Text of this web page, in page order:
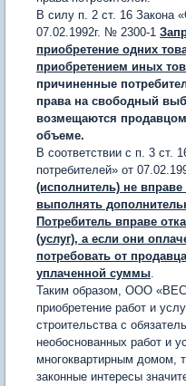
В силу п. 2 ст. 16 Закона
07.02.1992г. № 2300-1
приобретение одних
приобретением иных
причиненные
права на свободный
возмещаются
объеме.
В соответствии с п. 3 ст.
потребителей» от
(исполнитель) не вправе
выполнять
Потребитель вправе
(услуг), а если они
потребовать от
уплаченной суммы
Таким образом, ООО
приобретение работ и
строительства с
необоснованных работ и
многоквартирным домом,
законные интересы